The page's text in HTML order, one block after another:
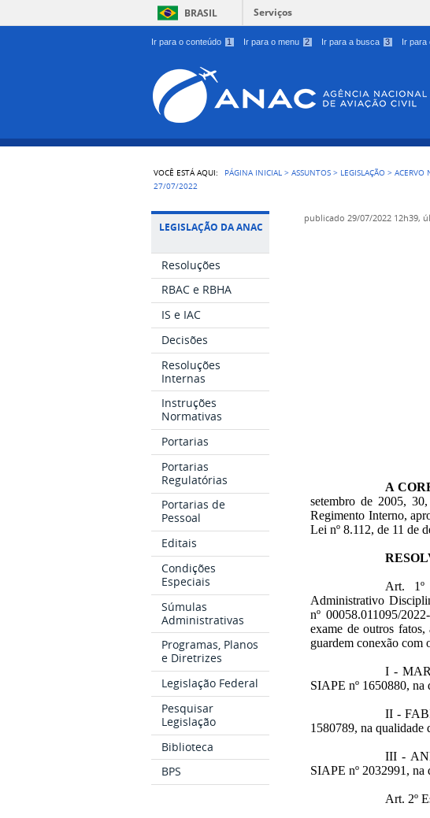
Ir para o conteúdo 1 Ir para o menu 2 Ir para a busca 3 Ir para
BRASIL Serviços
VOCÊ ESTÁ AQUI: PÁGINA INICIAL >ASSUNTOS > LEGISLAÇÃO >ACERVO
27/07/2022
LEGISLAÇÃO DA ANAC
Resoluções
RBAC e RBHA
IS e IAC
Decisões
Resoluções
Internas
Instruções
Normativas
Portarias
Portarias
Regulatórias
Portarias de
Pessoal
Editais
Condições
Especiais
Súmulas
Administrativas
Programas, Planos
e Diretrizes
Legislação Federal
Pesquisar
Legislação
Biblioteca
BPS
publicado 29/07/2022 12h39,
A
setembro de 2005,
Regimento Interno,
Lei nº 8.112, de 11 de
Art. 1º
Administrativo
nº 00058.011095/
exame de outros
guardem conexão com
I -
SIAPE nº 1650880, na
II -
1580789, na qualidade
III -
SIAPE nº 2032991, na
Art. 2º